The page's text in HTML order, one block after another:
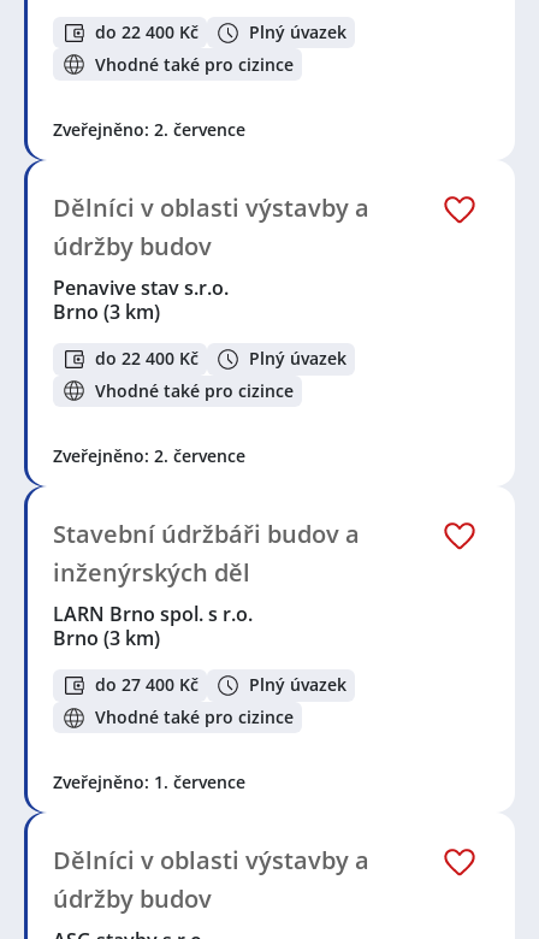
do 22 400 Kč
Plný úvazek
Vhodné také pro cizince
Zveřejněno: 2. července
Dělníci v oblasti výstavby a
údržby budov
Penavive stav s.r.o.
Brno (3 km)
do 22 400 Kč
Plný úvazek
Vhodné také pro cizince
Zveřejněno: 2. července
Stavební údržbáři budov a
inženýrských děl
LARN Brno spol. s r.o.
Brno (3 km)
do 27 400 Kč
Plný úvazek
Vhodné také pro cizince
Zveřejněno: 1. července
Dělníci v oblasti výstavby a
údržby budov